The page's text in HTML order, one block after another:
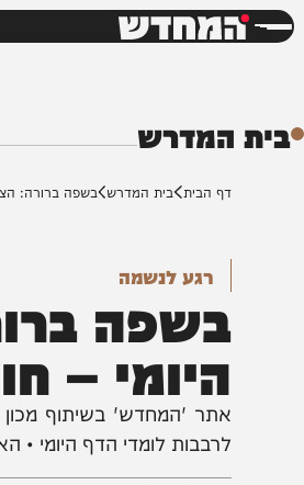
בית המדרש בשפה ברורה: הצטרפו
רגע לנשמה
–
'המחדש' בשיתוף מכון הדרן,
לומדי הדף היומי • האזינו